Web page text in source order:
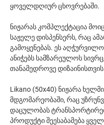
ყოველდღიურ ცხოვრებაში.
ნიჟარას კომპლექტაცია
საჟელე დისპენსერს, რაც
გამოყენებას. ეს
ანიჭებს სამზარეულოს
თანამედროვე
Likano (50x40) ნიჟარა
მდგომარეობაში, რაც
დაცულობას
პროდუქტი შეესაბამება